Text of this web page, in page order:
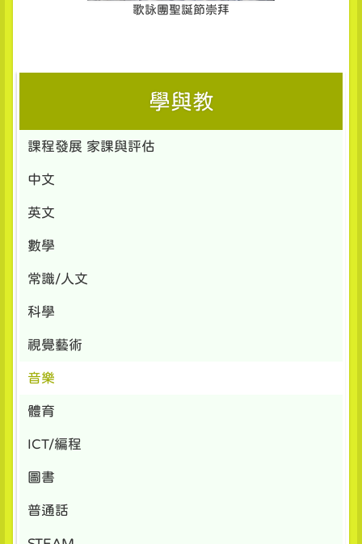
歌詠團聖誕節崇拜
學與教
課程發展 家課與評估
中文
英文
數學
常識/人文
科學
視覺藝術
音樂
體育
ICT/編程
圖書
普通話